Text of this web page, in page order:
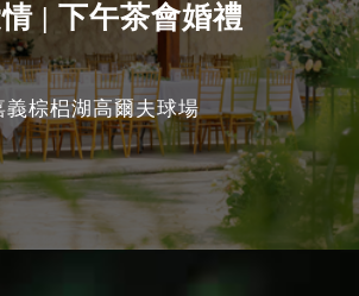
| 下午茶會婚禮
義棕梠湖高爾夫球場